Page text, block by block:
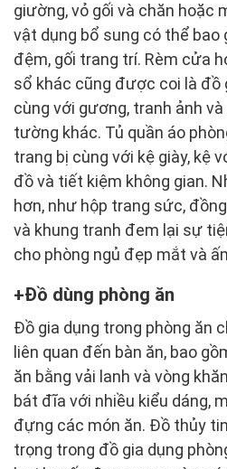
giường, vỏ gối và chăn hoặc
vật dụng bổ sung có thể bao
đệm, gối trang trí. Rèm cửa
sổ khác cũng được coi là đồ
cùng với gương, tranh ảnh
tường khác. Tủ quần áo
trang bị cùng với kệ giày, kệ
đồ và tiết kiệm không gian.
hơn, như hộp trang sức,
và khung tranh đem lại sự
cho phòng ngủ đẹp mắt và
Đồ dùng phòng ăn
Đồ gia dụng trong phòng ăn
liên quan đến bàn ăn, bao
ăn bằng vải lanh và vòng
bát đĩa với nhiều kiểu dáng,
đựng các món ăn. Đồ thủy
trọng trong đồ gia dụng